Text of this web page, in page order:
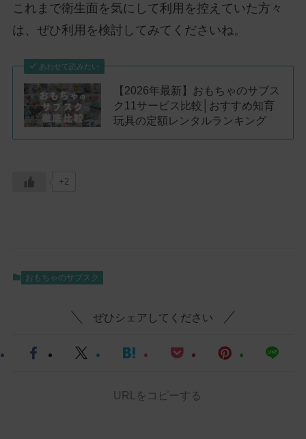
これまで衛生面を気にして利用を控えていた方々
は、ぜひ利用を検討してみてくださいね。
あわせて読みたい
【2026年最新】おもちゃのサブス
ク11サービス比較│おすすめ知育
玩具の定額レンタルランキング
+2
おもちゃのサブスク
ぜひシェアしてください
URLをコピーする